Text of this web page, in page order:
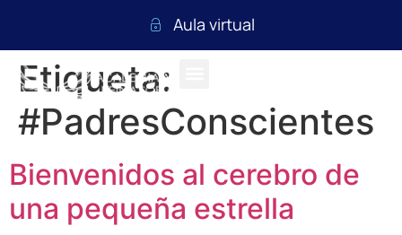
Aula virtual
Etiqueta:
#PadresConscientes
Bienvenidos al cerebro de
una pequeña estrella